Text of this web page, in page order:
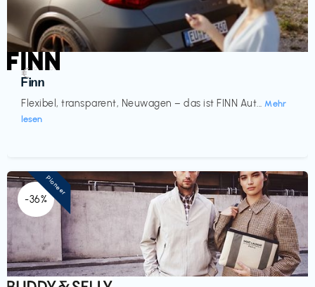
Automobil
Finn
Flexibel, transparent, Neuwagen – das ist FINN Aut... Mehr
lesen
€‎
-36%
Pioneer